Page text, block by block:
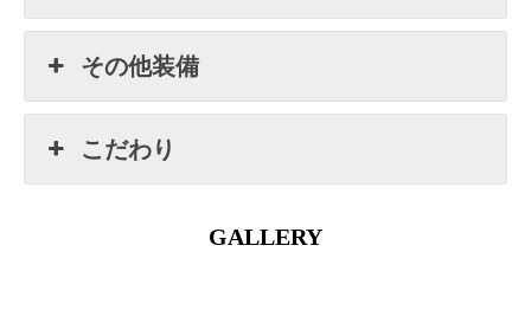
その他装備
こだわり
GALLERY